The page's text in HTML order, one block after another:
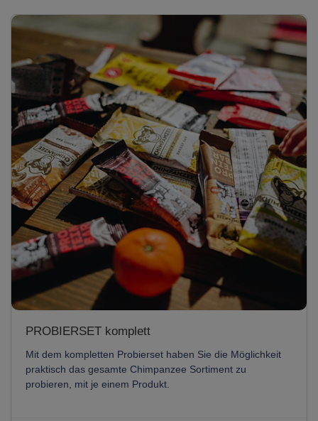
PROBIERSET komplett
Mit dem kompletten Probierset haben Sie die Möglichkeit
praktisch das gesamte Chimpanzee Sortiment zu
probieren, mit je einem Produkt.